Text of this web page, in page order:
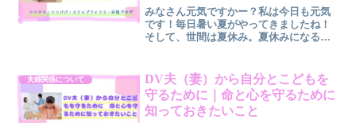
みなさん元気ですかー？私は今日も元気
です！毎日暑い夏がやってきましたね！
そして、世間は夏休み。夏休みになる
へお昼ご飯を準備して出勤帰宅したら夕
飯作り気づけば一日中、ご飯の...
夫婦関係について
DV夫（妻）から自分とこどもを
守るために｜命と心を守るために
知っておきたいこと